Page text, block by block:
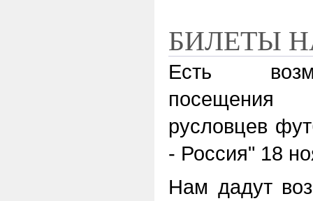
БИЛЕТЫ
Есть
русловцев
- Россия" 18
Нам дадут